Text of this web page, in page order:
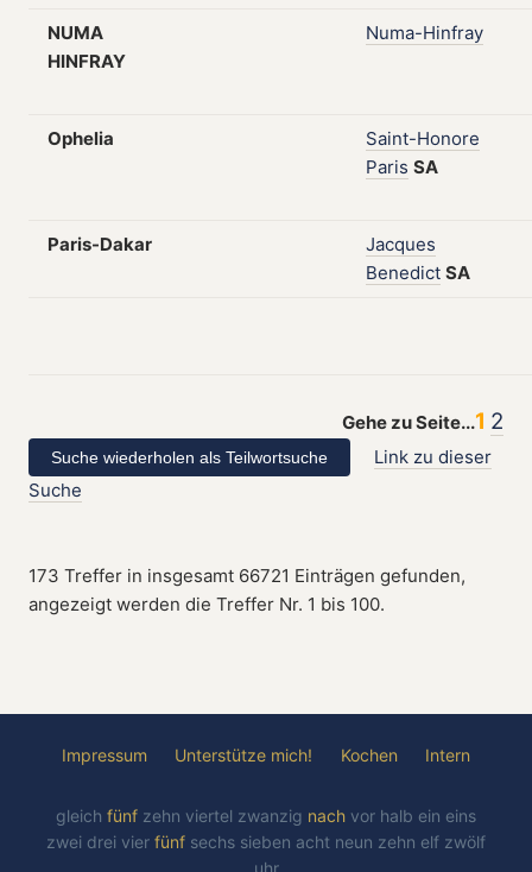
NUMA
HINFRAY
Numa-Hinfray
Ophelia
Saint-Honore
Paris SA
Paris-Dakar
Jacques
Benedict SA
Gehe zu Seite...1 2
Link zu dieser
Suche
173 Treffer in insgesamt 66721 Einträgen gefunden,
angezeigt werden die Treffer Nr. 1 bis 100.
Impressum Unterstütze mich! Kochen Intern
gleich fünf zehn viertel zwanzig nach vor halb ein eins
zwei drei vier fünf sechs sieben acht neun zehn elf zwölf
uhr